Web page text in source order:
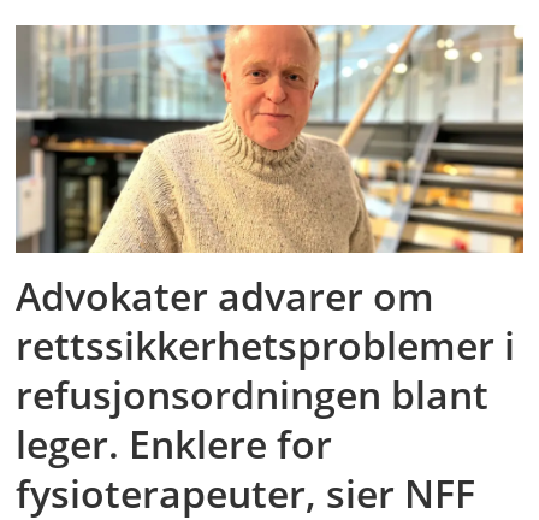
Advokater advarer om
rettssikkerhetsproblemer i
refusjonsordningen blant
leger. Enklere for
fysioterapeuter, sier NFF